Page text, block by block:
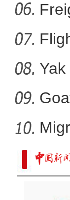
La